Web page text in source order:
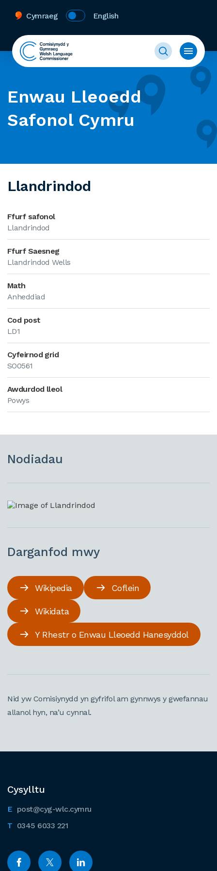
Cymraeg English
Enwau Lleoedd
Safonol Cymru
Llandrindod
Ffurf safonol
Llandrindod
Ffurf Saesneg
Llandrindod Wells
Math
Anheddiad
Cod post
LD1
Cyfeirnod grid
SO0561
Awdurdod lleol
Powys
Nodiadau
Darganfod mwy
Wikipedia Coflein
Wikidata
Y Rhestr o Enwau Lleoedd Hanesyddol
Nid yw Comisiynydd yn gyfrifol am gynnwys y gwefannau
allanol hyn, na’u cynnal.
Cysylltu
post@cyg-wlc.cymru
0345 6033 221